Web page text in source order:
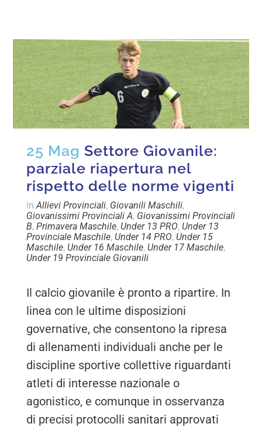
25 Mag Settore Giovanile:
parziale riapertura nel
rispetto delle norme vigenti
inAllievi Provinciali, Giovanili Maschili,
Giovanissimi Provinciali A, Giovanissimi Provinciali
B,Primavera Maschile, Under 13 PRO, Under 13
Provinciale Maschile, Under 14 PRO, Under 15
Maschile, Under 16 Maschile, Under 17 Maschile,
Under 19 Provinciale Giovanili
Il calcio giovanile è pronto a ripartire. In
linea con le ultime disposizioni
governative, che consentono la ripresa
di allenamenti individuali anche per le
discipline sportive collettive riguardanti
atleti di interesse nazionale o
agonistico, e comunque in osservanza
di precisi protocolli sanitari approvati